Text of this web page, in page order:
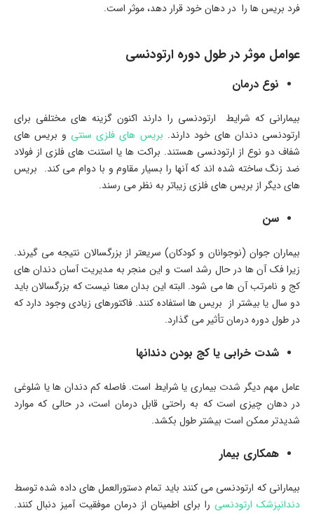
فرد بریس ها را در دهان خود قرار دهد، موثر است.
عوامل موثر در طول دوره ارتودنسی
نوع درمان
بیمارانی که شرایط ارتودنسی را دارند اکنون گزینه های مختلفی برای
ارتودنسی دندان های خود دارند. بریس های فلزی سنتی و بریس های
شفاف دو نوع از ارتودنسی هستند. براکت ها یا استنت های فلزی از فولاد
ضد زنگ ساخته شده اند که آنها را بسیار مقاوم و با دوام می کند. بریس
های دیگر از بریس های فلزی زیباتر به نظر می رسند.
سن
بیماران جوان (نوجوانان و کودکان) سریعتر از بزرگسالان نتیجه می گیرند.
زیرا فک آن ها در حال رشد است و این منجر به مدیریت آسان دندان های
کج و نامرتب آن ها می شود. البته این بدان معنا نیست که بزرگسالان باید
دو سال یا بیشتر از بریس ها استفاده کنند. فاکتورهای زیادی وجود دارد که
در طول دوره درمان تأثیر می گذارد.
شدت خرابی یا کج بودن دندانها
عامل مهم دیگر شدت بیماری یا شرایط است. فاصله کم دندان ها یا شلوغی
در دهان چیزی است که به راحتی قابل درمان است، در حالی که موارد
شدیدتر ممکن است بیشتر طول بکشد.
همکاری بیمار
بیمارانی که ارتودنسی می کنند باید تمام دستورالعمل های داده شده توسط
دندانپزشک ارتودنسی را برای اطمینان از درمان موفقیت آمیز دنبال کنند.